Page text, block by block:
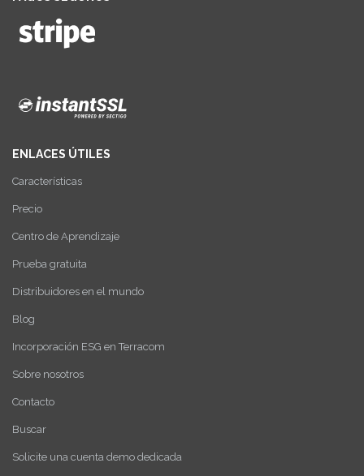
ENLACES ÚTILES
Características
Precio
Centro de Aprendizaje
Prueba gratuita
Distribuidores en el mundo
Blog
Incorporación ESG en Terracom
Sobre nosotros
Contacto
Buscar
Solicite una cuenta demo dedicada